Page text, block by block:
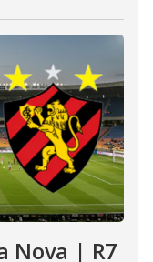
Nova | R7